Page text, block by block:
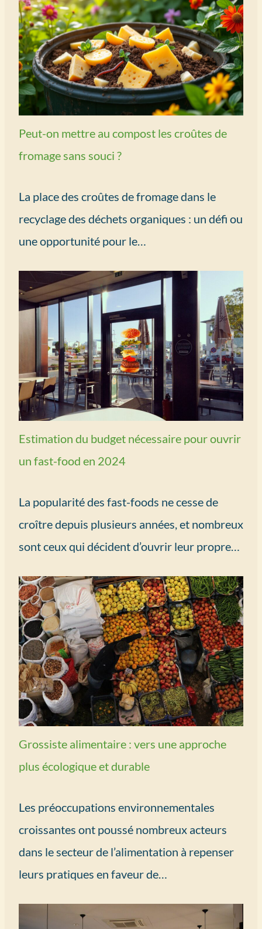
Peut-on mettre au compost les croûtes de
fromage sans souci ?
La place des croûtes de fromage dans le
recyclage des déchets organiques : un défi ou
une opportunité pour le…
Estimation du budget nécessaire pour ouvrir
un fast-food en 2024
La popularité des fast-foods ne cesse de
croître depuis plusieurs années, et nombreux
sont ceux qui décident d’ouvrir leur propre…
Grossiste alimentaire : vers une approche
plus écologique et durable
Les préoccupations environnementales
croissantes ont poussé nombreux acteurs
dans le secteur de l’alimentation à repenser
leurs pratiques en faveur de…